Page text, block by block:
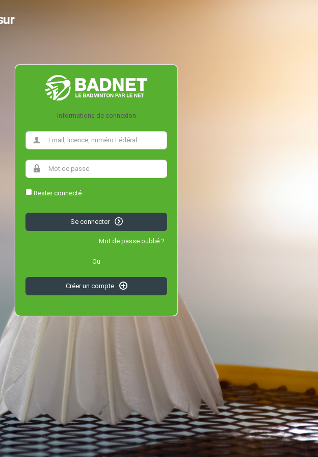
Informations de connexion
Rester connecté
Se connecter
Mot de passe oublié ?
Ou
Créer un compte